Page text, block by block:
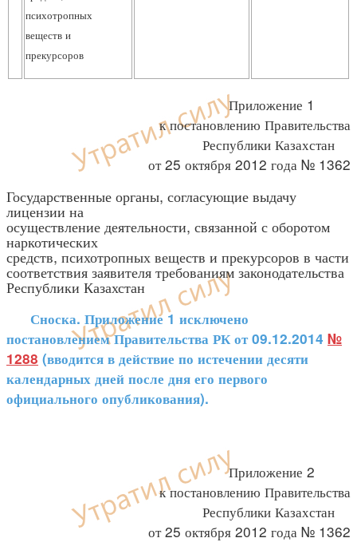
психотропных
веществ и
прекурсоров
Приложение 1
к постановлению Правительства
Республики Казахстан
от 25 октября 2012 года № 1362
Государственные органы, согласующие выдачу
лицензии на
осуществление деятельности, связанной с оборотом
наркотических
средств, психотропных веществ и прекурсоров в части
соответствия заявителя требованиям законодательства
Республики Казахстан
Сноска. Приложение 1 исключено
постановлением Правительства РК от 09.12.2014 №
1288 (вводится в действие по истечении десяти
календарных дней после дня его первого
официального опубликования).
Приложение 2
к постановлению Правительства
Республики Казахстан
от 25 октября 2012 года № 1362